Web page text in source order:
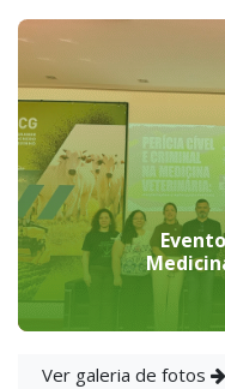
Ver galeria de fotos